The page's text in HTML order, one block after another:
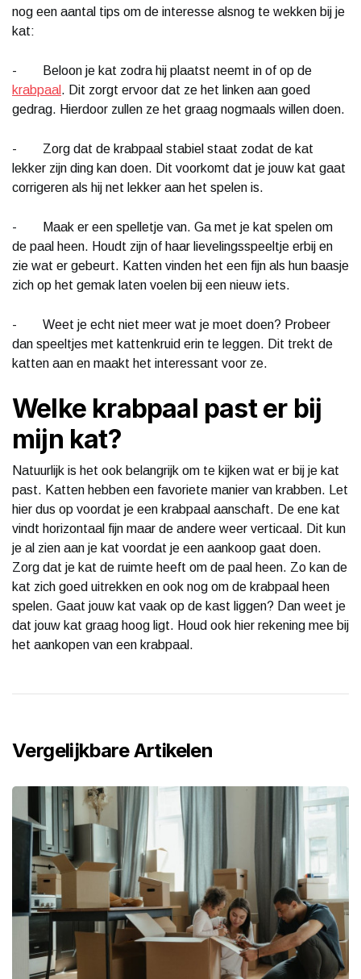
nog een aantal tips om de interesse alsnog te wekken bij je
kat:
- Beloon je kat zodra hij plaatst neemt in of op de
krabpaal . Dit zorgt ervoor dat ze het linken aan goed
gedrag. Hierdoor zullen ze het graag nogmaals willen doen.
- Zorg dat de krabpaal stabiel staat zodat de kat
lekker zijn ding kan doen. Dit voorkomt dat je jouw kat gaat
corrigeren als hij net lekker aan het spelen is.
- Maak er een spelletje van. Ga met je kat spelen om
de paal heen. Houdt zijn of haar lievelingsspeeltje erbij en
zie wat er gebeurt. Katten vinden het een fijn als hun baasje
zich op het gemak laten voelen bij een nieuw iets.
- Weet je echt niet meer wat je moet doen? Probeer
dan speeltjes met kattenkruid erin te leggen. Dit trekt de
katten aan en maakt het interessant voor ze.
Welke krabpaal past er bij
mijn kat?
Natuurlijk is het ook belangrijk om te kijken wat er bij je kat
past. Katten hebben een favoriete manier van krabben. Let
hier dus op voordat je een krabpaal aanschaft. De ene kat
vindt horizontaal fijn maar de andere weer verticaal. Dit kun
je al zien aan je kat voordat je een aankoop gaat doen.
Zorg dat je kat de ruimte heeft om de paal heen. Zo kan de
kat zich goed uitrekken en ook nog om de krabpaal heen
spelen. Gaat jouw kat vaak op de kast liggen? Dan weet je
dat jouw kat graag hoog ligt. Houd ook hier rekening mee bij
het aankopen van een krabpaal.
Vergelijkbare Artikelen